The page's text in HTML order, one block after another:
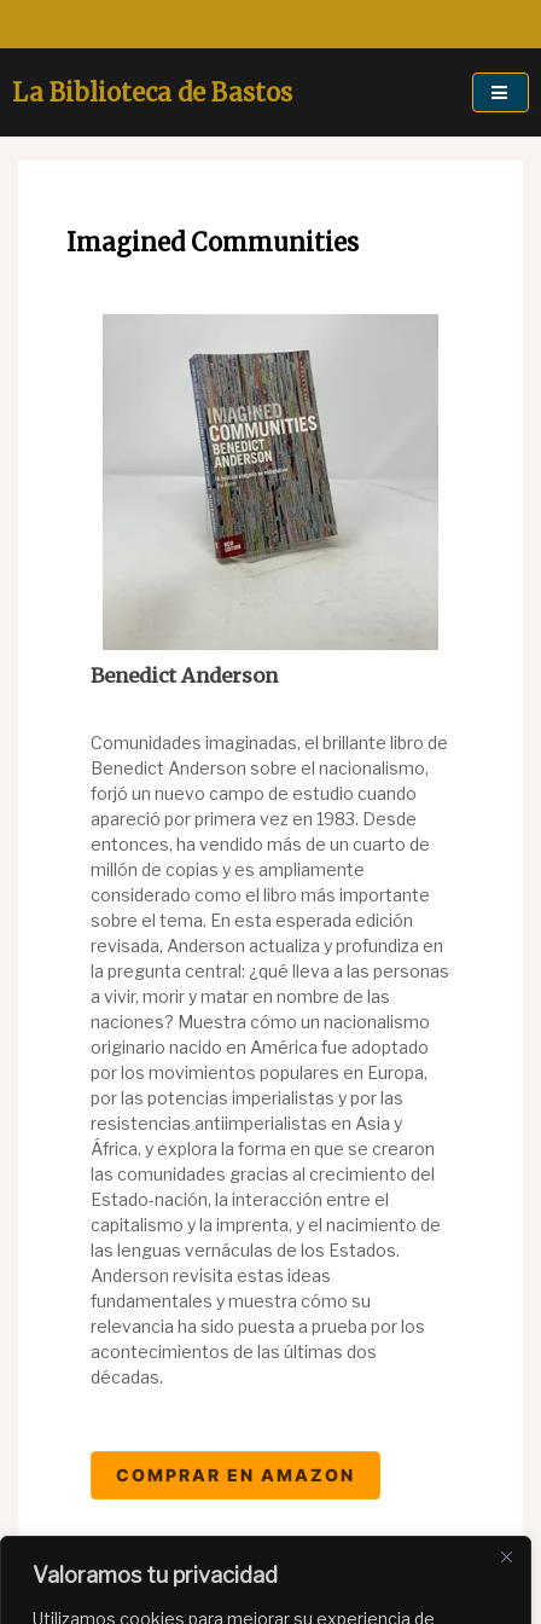
Valoramos tu privacidad
Utilizamos cookies para mejorar su experiencia de
La Biblioteca de Bastos
Imagined Communities
Benedict Anderson
Comunidades imaginadas, el brillante libro de
Benedict Anderson sobre el nacionalismo,
forjó un nuevo campo de estudio cuando
apareció por primera vez en 1983. Desde
entonces, ha vendido más de un cuarto de
millón de copias y es ampliamente
considerado como el libro más importante
sobre el tema. En esta esperada edición
revisada, Anderson actualiza y profundiza en
la pregunta central: ¿qué lleva a las personas
a vivir, morir y matar en nombre de las
naciones? Muestra cómo un nacionalismo
originario nacido en América fue adoptado
por los movimientos populares en Europa,
por las potencias imperialistas y por las
resistencias antiimperialistas en Asia y
África, y explora la forma en que se crearon
las comunidades gracias al crecimiento del
Estado-nación, la interacción entre el
capitalismo y la imprenta, y el nacimiento de
las lenguas vernáculas de los Estados.
Anderson revisita estas ideas
fundamentales y muestra cómo su
relevancia ha sido puesta a prueba por los
acontecimientos de las últimas dos
décadas.
COMPRAR EN AMAZON